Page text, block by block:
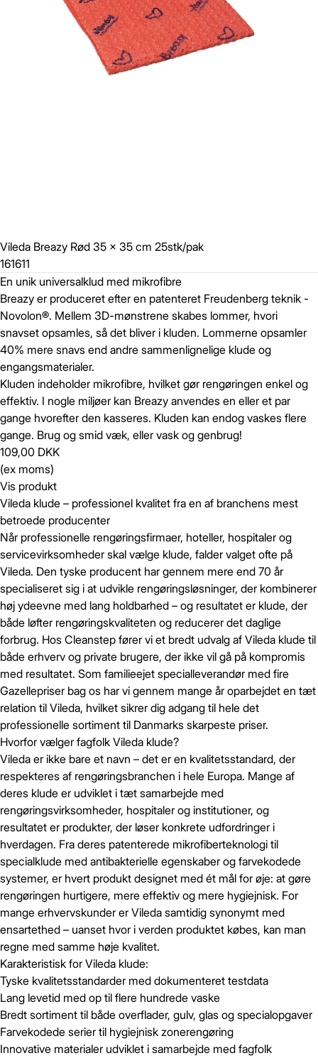
Vileda Breazy Rød 35 x 35 cm 25stk/pak
161611
En unik universalklud med mikrofibre
Breazy er produceret efter en patenteret Freudenberg teknik -
Novolon®. Mellem 3D-mønstrene skabes lommer, hvori
snavset opsamles, så det bliver i kluden. Lommerne opsamler
40% mere snavs end andre sammenlignelige klude og
engangsmaterialer.
Kluden indeholder mikrofibre, hvilket gør rengøringen enkel og
effektiv. I nogle miljøer kan Breazy anvendes en eller et par
gange hvorefter den kasseres. Kluden kan endog vaskes flere
gange. Brug og smid væk, eller vask og genbrug!
109,00 DKK
(ex moms)
Vis produkt
Vileda klude – professionel kvalitet fra en af branchens mest
betroede producenter
Når professionelle rengøringsfirmaer, hoteller, hospitaler og
servicevirksomheder skal vælge klude, falder valget ofte på
Vileda. Den tyske producent har gennem mere end 70 år
specialiseret sig i at udvikle rengøringsløsninger, der kombinerer
høj ydeevne med lang holdbarhed – og resultatet er klude, der
både løfter rengøringskvaliteten og reducerer det daglige
forbrug. Hos Cleanstep fører vi et bredt udvalg af Vileda klude til
både erhverv og private brugere, der ikke vil gå på kompromis
med resultatet. Som familieejet specialleverandør med fire
Gazellepriser bag os har vi gennem mange år oparbejdet en tæt
relation til Vileda, hvilket sikrer dig adgang til hele det
professionelle sortiment til Danmarks skarpeste priser.
Hvorfor vælger fagfolk Vileda klude?
Vileda er ikke bare et navn – det er en kvalitetsstandard, der
respekteres af rengøringsbranchen i hele Europa. Mange af
deres klude er udviklet i tæt samarbejde med
rengøringsvirksomheder, hospitaler og institutioner, og
resultatet er produkter, der løser konkrete udfordringer i
hverdagen. Fra deres patenterede mikrofiberteknologi til
specialklude med antibakterielle egenskaber og farvekodede
systemer, er hvert produkt designet med ét mål for øje: at gøre
rengøringen hurtigere, mere effektiv og mere hygiejnisk. For
mange erhvervskunder er Vileda samtidig synonymt med
ensartethed – uanset hvor i verden produktet købes, kan man
regne med samme høje kvalitet.
Karakteristisk for Vileda klude:
Tyske kvalitetsstandarder med dokumenteret testdata
Lang levetid med op til flere hundrede vaske
Bredt sortiment til både overflader, gulv, glas og specialopgaver
Farvekodede serier til hygiejnisk zonerengøring
Innovative materialer udviklet i samarbejde med fagfolk